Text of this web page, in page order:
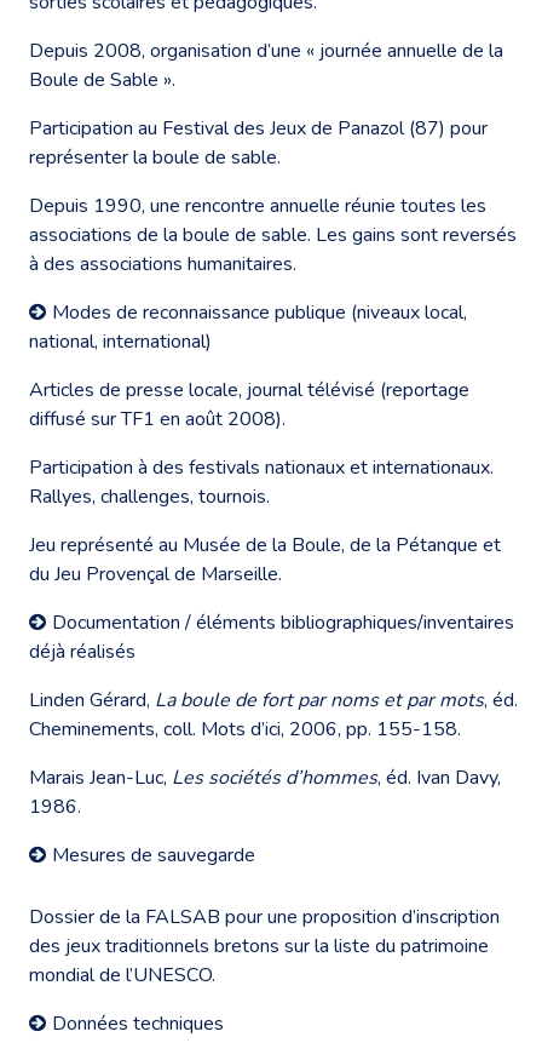
Depuis 2008, organisation d’une « journée annuelle de la
Boule de Sable ».
Participation au Festival des Jeux de Panazol (87) pour
représenter la boule de sable.
Depuis 1990, une rencontre annuelle réunie toutes les
associations de la boule de sable. Les gains sont reversés
à des associations humanitaires.
Modes de reconnaissance publique (niveaux local,
national, international)
Articles de presse locale, journal télévisé (reportage
diffusé sur TF1 en août 2008).
Participation à des festivals nationaux et internationaux.
Rallyes, challenges, tournois.
Jeu représenté au Musée de la Boule, de la Pétanque et
du Jeu Provençal de Marseille.
Documentation / éléments bibliographiques/inventaires
déjà réalisés
Linden Gérard, La boule de fort par noms et par mots, éd.
Cheminements, coll. Mots d’ici, 2006, pp. 155-158.
Marais Jean-Luc, Les sociétés d’hommes, éd. Ivan Davy,
1986.
Mesures de sauvegarde
Dossier de la FALSAB pour une proposition d’inscription
des jeux traditionnels bretons sur la liste du patrimoine
mondial de l’UNESCO.
Données techniques